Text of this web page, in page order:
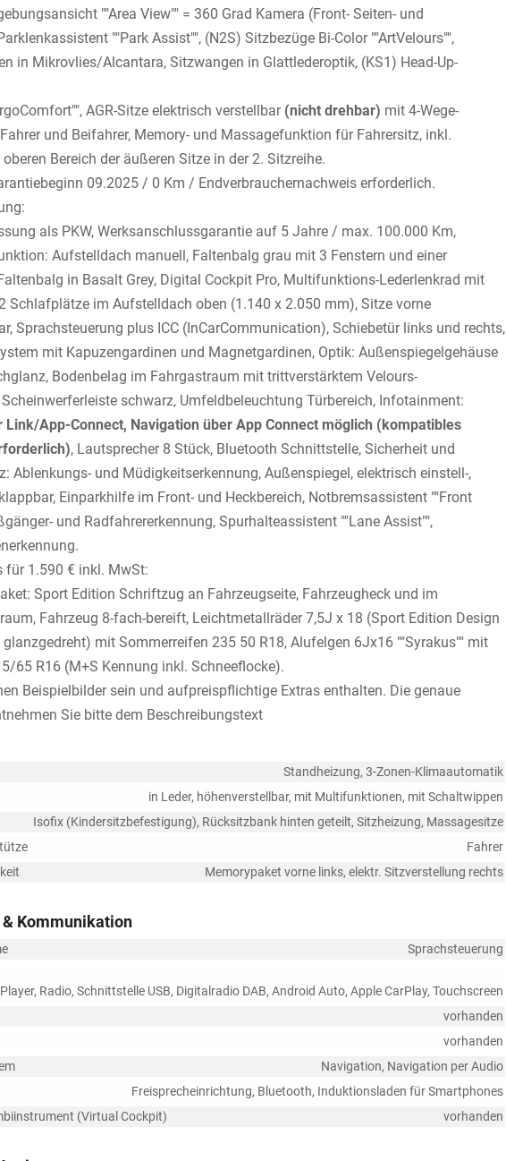
""Area View"" = 360 Grad Kamera (Front- Seiten- und
""Park Assist"", (N2S) Sitzbezüge Bi-Color ""ArtVelours"",
in Mikrovlies/Alcantara, Sitzwangen in Glattlederoptik, (KS1) Head-Up-
AGR-Sitze elektrisch verstellbar (nicht drehbar) mit 4-Wege-
und Beifahrer, Memory- und Massagefunktion für Fahrersitz, inkl.
Bereich der äußeren Sitze in der 2. Sitzreihe.
09.2025 / 0 Km / Endverbrauchernachweis erforderlich.
als PKW, Werksanschlussgarantie auf 5 Jahre / max. 100.000 Km,
Aufstelldach manuell, Faltenbalg grau mit 3 Fenstern und einer
in Basalt Grey, Digital Cockpit Pro, Multifunktions-Lederlenkrad mit
Schlafplätze im Aufstelldach oben (1.140 x 2.050 mm), Sitze vorne
Sprachsteuerung plus ICC (InCarCommunication), Schiebetür links und rechts,
mit Kapuzengardinen und Magnetgardinen, Optik: Außenspiegelgehäuse
Bodenbelag im Fahrgastraum mit trittverstärktem Velours-
schwarz, Umfeldbeleuchtung Türbereich, Infotainment:
Link/App-Connect, Navigation über App Connect möglich (kompatibles
, Lautsprecher 8 Stück, Bluetooth Schnittstelle, Sicherheit und
Ablenkungs- und Müdigkeitserkennung, Außenspiegel, elektrisch einstell-,
Einparkhilfe im Front- und Heckbereich, Notbremsassistent ""Front
und Radfahrererkennung, Spurhalteassistent ""Lane Assist"",
für 1.590 € inkl. MwSt:
Sport Edition Schriftzug an Fahrzeugseite, Fahrzeugheck und im
Fahrzeug 8-fach-bereift, Leichtmetallräder 7,5J x 18 (Sport Edition Design
mit Sommerreifen 235 50 R18, Alufelgen 6Jx16 ""Syrakus"" mit
65 R16 (M+S Kennung inkl. Schneeflocke).
Beispielbilder sein und aufpreispflichtige Extras enthalten. Die genaue
Sie bitte dem Beschreibungstext
Standheizung, 3-Zonen-Klimaautomatik
in Leder, höhenverstellbar, mit Multifunktionen, mit Schaltwippen
Isofix (Kindersitzbefestigung), Rücksitzbank hinten geteilt, Sitzheizung, Massagesitze
Fahrer
Memorypaket vorne links, elektr. Sitzverstellung rechts
Kommunikation
Sprachsteuerung
Radio, Schnittstelle USB, Digitalradio DAB, Android Auto, Apple CarPlay, Touchscreen
vorhanden
vorhanden
Navigation, Navigation per Audio
Freisprecheinrichtung, Bluetooth, Induktionsladen für Smartphones
(Virtual Cockpit)
vorhanden